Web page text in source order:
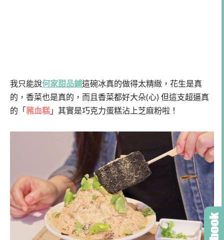
我只能說何家甜品鋪這碗冰真的做得太精緻，花生是真
的，香菜也是真的，而且香菜都好大朵(心) 但這支超逼真
的「豬血糕」其實是巧克力蛋糕沾上芝麻粉啦！